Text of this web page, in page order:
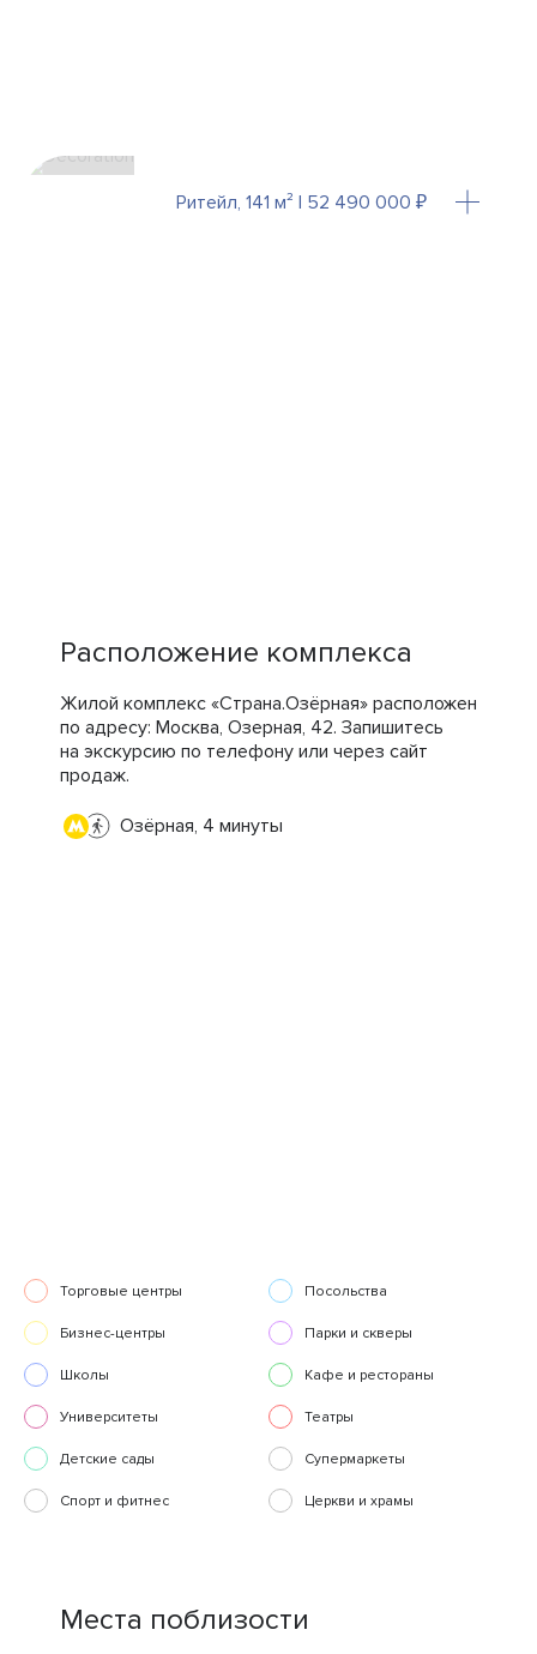
Ритейл, 141 м² | 52 490 000 ₽
Расположение комплекса
Жилой комплекс «Страна.Озёрная» расположен
по адресу: Москва, Озерная, 42. Запишитесь
на экскурсию по телефону или через сайт
продаж.
Озёрная, 4 минуты
Торговые центры Посольства
Бизнес-центры Парки и скверы
Школы Кафе и рестораны
Университеты Театры
Детские сады Супермаркеты
Спорт и фитнес Церкви и храмы
Места поблизости